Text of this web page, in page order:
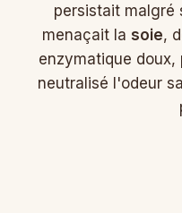
persistait malgré
menaçait la soie,
enzymatique
neutralisé l'odeur